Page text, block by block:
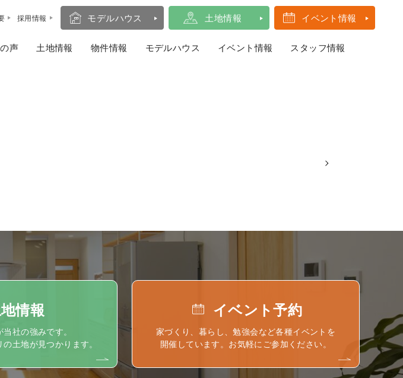
採用情報 モデルハウス 土地情報 イベント情報
声 土地情報 物件情報 モデルハウス イベント情報 スタッフ情報
情報
社の強みです。
土地が見つかります。
イベント予約
家づくり、暮らし、勉強会など各種イベントを
開催しています。お気軽にご参加ください。